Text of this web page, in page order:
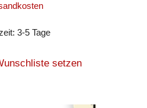
3-5 Tage
setzen